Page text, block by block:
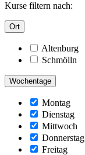
Kurse filtern nach:
Ort
Altenburg
Schmölln
Wochentage
Montag
Dienstag
Mittwoch
Donnerstag
Freitag